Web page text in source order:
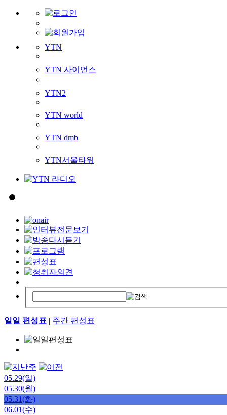
YTN
YTN 사이언스
YTN2
YTN world
YTN dmb
YTN서울타워
일일 편성표 | 주간 편성표
05.29(일)
05.30(월)
05.31(화)
06.01(수)